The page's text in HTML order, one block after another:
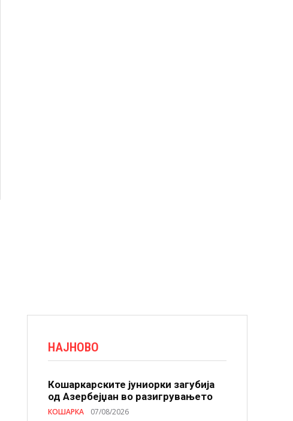
НАЈНОВО
Кошаркарските јуниорки загубија
од Азербејџан во разигрувањето
КОШАРКА 07/08/2026